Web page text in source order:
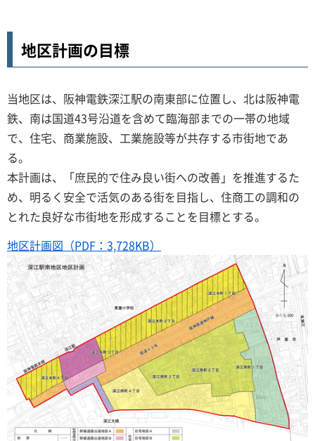
地区計画の目標
当地区は、阪神電鉄深江駅の南東部に位置し、北は阪神電
鉄、南は国道43号沿道を含めて臨海部までの一帯の地域
で、住宅、商業施設、工業施設等が共存する市街地であ
る。
本計画は、「庶民的で住み良い街への改善」を推進するた
め、明るく安全で活気のある街を目指し、住商工の調和の
とれた良好な市街地を形成することを目標とする。
地区計画図（PDF：3,728KB）